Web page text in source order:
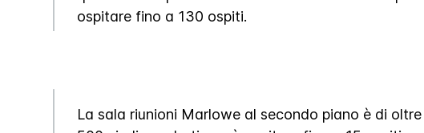
ospitare fino a 130 ospiti.
La sala riunioni Marlowe al secondo piano è di oltre